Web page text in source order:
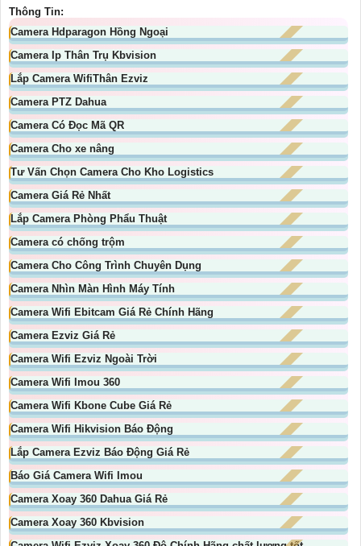
Thông Tin:
Camera Hdparagon Hồng Ngoại
Camera Ip Thân Trụ Kbvision
Lắp Camera WifiThân Ezviz
Camera PTZ Dahua
Camera Có Đọc Mã QR
Camera Cho xe nâng
Tư Vấn Chọn Camera Cho Kho Logistics
Camera Giá Rẻ Nhất
Lắp Camera Phòng Phẩu Thuật
Camera có chống trộm
Camera Cho Công Trình Chuyên Dụng
Camera Nhìn Màn Hình Máy Tính
Camera Wifi Ebitcam Giá Rẻ Chính Hãng
Camera Ezviz Giá Rẻ
Camera Wifi Ezviz Ngoài Trời
Camera Wifi Imou 360
Camera Wifi Kbone Cube Giá Rẻ
Camera Wifi Hikvision Báo Động
Lắp Camera Ezviz Báo Động Giá Rẻ
Báo Giá Camera Wifi Imou
Camera Xoay 360 Dahua Giá Rẻ
Camera Xoay 360 Kbvision